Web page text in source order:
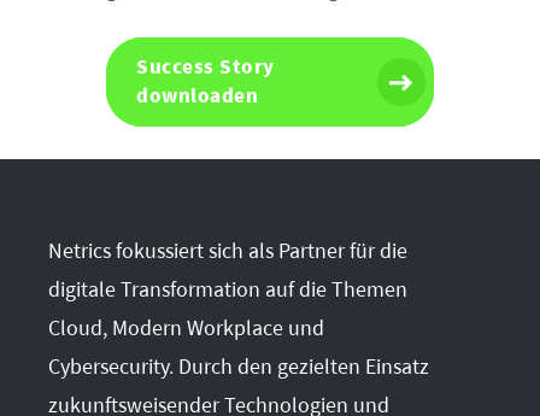
Success Story
downloaden
Netrics fokussiert sich als Partner für die
digitale Transformation auf die Themen
Cloud, Modern Workplace und
Cybersecurity. Durch den gezielten Einsatz
zukunftsweisender Technologien und